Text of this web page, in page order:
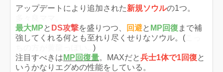
アップデートにより追加された新規ソウルの1つ。
最大MPと DS攻撃を盛りつつ、 回避と MP回復 まで補
強してくれる何とも至れり尽くせりなソウル。(
)
注目すべきは MP回復量。MAXだと兵士1体で1回復と
いうかなりエグめの性能をしている。